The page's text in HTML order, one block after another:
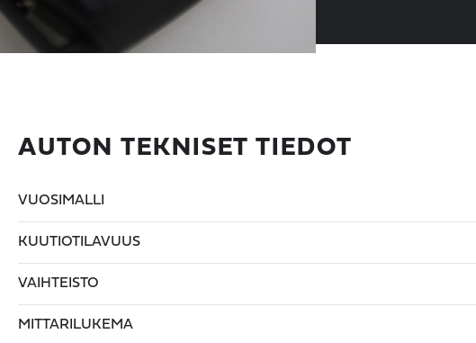
AUTON TEKNISET TIEDOT
VUOSIMALLI
KUUTIOTILAVUUS
VAIHTEISTO
MITTARILUKEMA